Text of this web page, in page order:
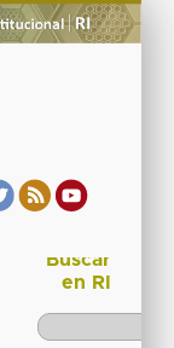
Buscar
en RI